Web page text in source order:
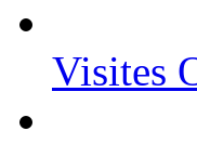
Visites